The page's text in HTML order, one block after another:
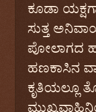
ಕೂಡಾ
ಸುತ್ತ
ಪೋಲಾಗದ
ಹಣಕಾಸಿನ
ಕೃತಿಯಲ್ಲೂ